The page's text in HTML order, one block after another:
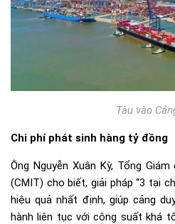
Tàu vào
Chi phí phát sinh hàng tỷ đồng
Ông Nguyễn Xuân Kỳ, Tổng
(CMIT) cho biết, giải pháp “3 tại
hiệu quả nhất định, giúp cảng
hành liên tục với công suất khá